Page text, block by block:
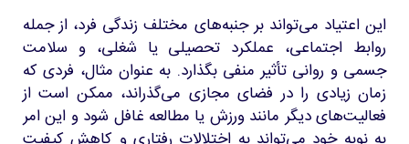
این اعتیاد می‌تواند بر جنبه‌های مختلف زندگی فرد، از جمله
روابط اجتماعی، عملکرد تحصیلی یا شغلی، و سلامت
جسمی و روانی تأثیر منفی بگذارد. به عنوان مثال، فردی که
زمان زیادی را در فضای مجازی می‌گذراند، ممکن است از
فعالیت‌های دیگر مانند ورزش یا مطالعه غافل شود و این امر